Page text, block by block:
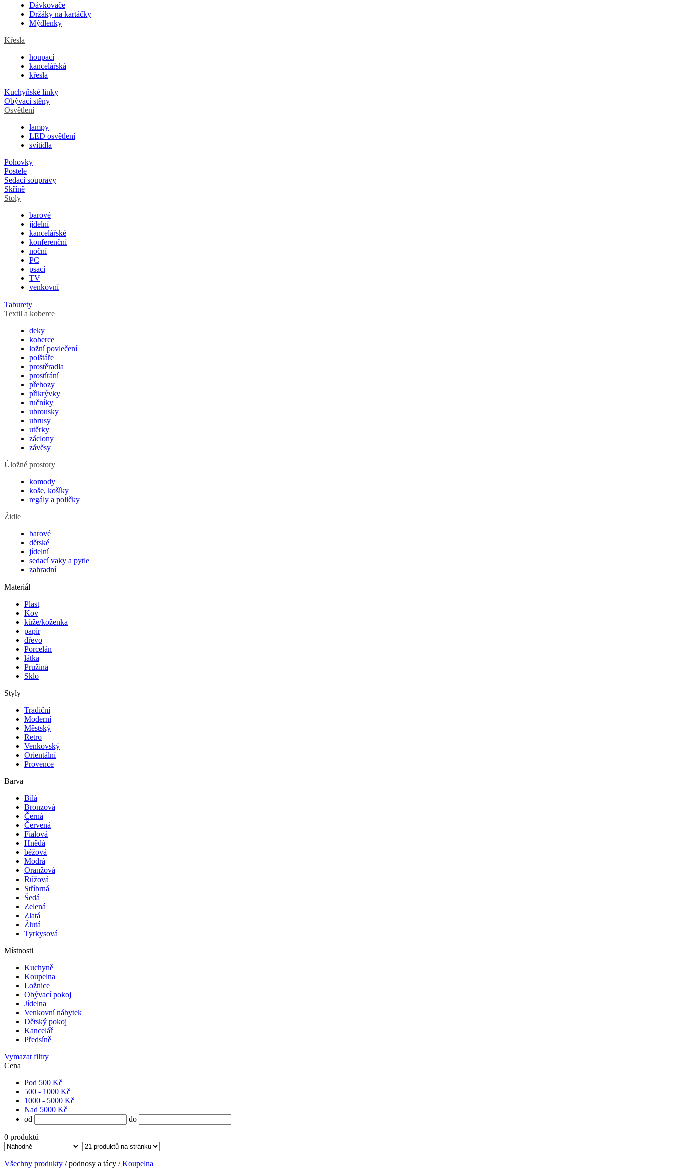
Dávkovače
Držáky na kartáčky
Mýdlenky
Křesla
houpací
kancelářská
křesla
Kuchyňské linky
Obývací stěny
Osvětlení
lampy
LED osvětlení
svítidla
Pohovky
Postele
Sedací soupravy
Skříně
Stoly
barové
jídelní
kancelářské
konferenční
noční
PC
psací
TV
venkovní
Taburety
Textil a koberce
deky
koberce
ložní povlečení
polštáře
prostěradla
prostírání
přehozy
přikrývky
ručníky
ubrousky
ubrusy
utěrky
záclony
závěsy
Úložné prostory
komody
koše, košíky
regály a poličky
Židle
barové
dětské
jídelní
sedací vaky a pytle
zahradní
Materiál
Plast
Kov
kůže/koženka
papír
dřevo
Porcelán
látka
Pružina
Sklo
Styly
Tradiční
Moderní
Městský
Retro
Venkovský
Orientální
Provence
Barva
Bílá
Bronzová
Černá
Červená
Fialová
Hnědá
béžová
Modrá
Oranžová
Růžová
Stříbrná
Šedá
Zelená
Zlatá
Žlutá
Tyrkysová
Místnosti
Kuchyně
Koupelna
Ložnice
Obývací pokoj
Jídelna
Venkovní nábytek
Dětský pokoj
Kancelář
Předsíně
Vymazat filtry
Cena
Pod 500 Kč
500 - 1000 Kč
1000 - 5000 Kč
Nad 5000 Kč
od
do
0 produktů
Všechny produkty / podnosy a tácy /Koupelna